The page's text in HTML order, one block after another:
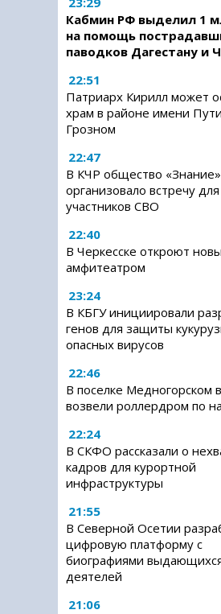
Кабмин РФ выделил 1
на помощь
паводков Дагестану и
22:51
Патриарх Кирилл может
храм в районе имени
Грозном
22:47
В КЧР общество «Знание»
организовало встречу для
участников СВО
22:40
В Черкесске откроют
амфитеатром
23:24
В КБГУ инициировали
генов для защиты
опасных вирусов
22:46
В поселке Медногорском
возвели роллердром по
22:24
В СКФО рассказали о
кадров для курортной
инфраструктуры
21:55
В Северной Осетии
цифровую платформу с
биографиями
деятелей
21:06